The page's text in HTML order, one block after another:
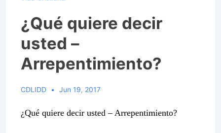
¿Qué quiere decir
usted –
Arrepentimiento?
CDLIDD Jun 19, 2017
¿Qué quiere decir usted – Arrepentimiento?